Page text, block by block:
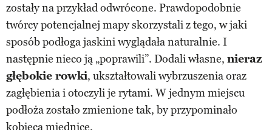
zostały na przykład odwrócone. Prawdopodobnie
twórcy potencjalnej mapy skorzystali z tego, w jaki
sposób podłoga jaskini wyglądała naturalnie. I
następnie nieco ją „poprawili”. Dodali własne, nieraz
głębokie rowki, ukształtowali wybrzuszenia oraz
zagłębienia i otoczyli je rytami. W jednym miejscu
podłoża zostało zmienione tak, by przypominało
kobiecą miednicę.